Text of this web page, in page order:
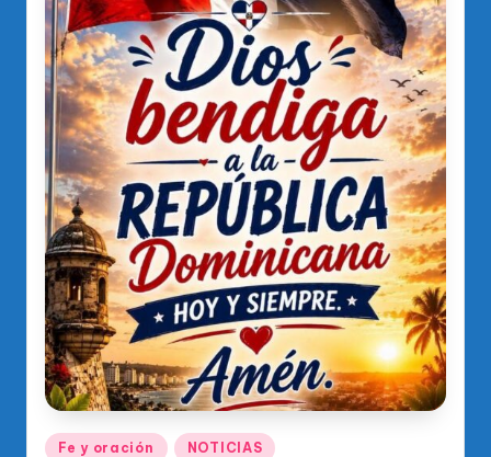
Publicado
Fe y oración NOTICIAS